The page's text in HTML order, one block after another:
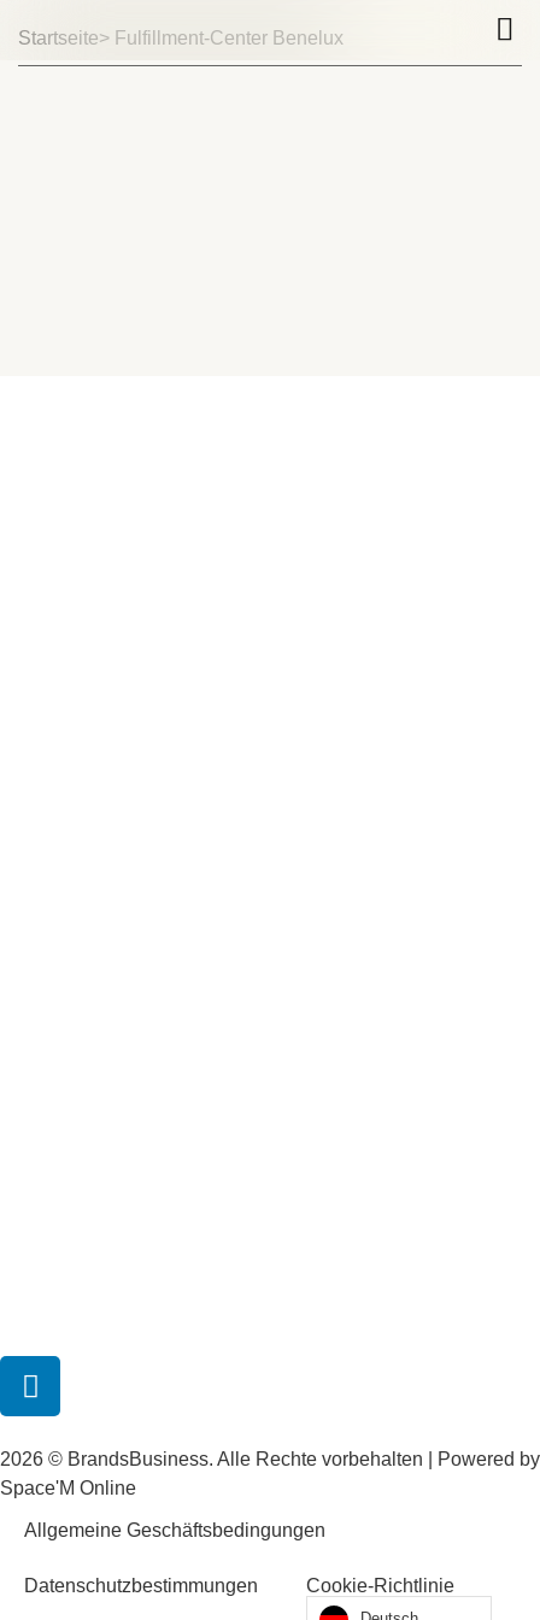
Startseite> Fulfillment-Center Benelux
2026 © BrandsBusiness. Alle Rechte vorbehalten | Powered by
Space'M Online
Allgemeine Geschäftsbedingungen
Datenschutzbestimmungen Cookie-Richtlinie